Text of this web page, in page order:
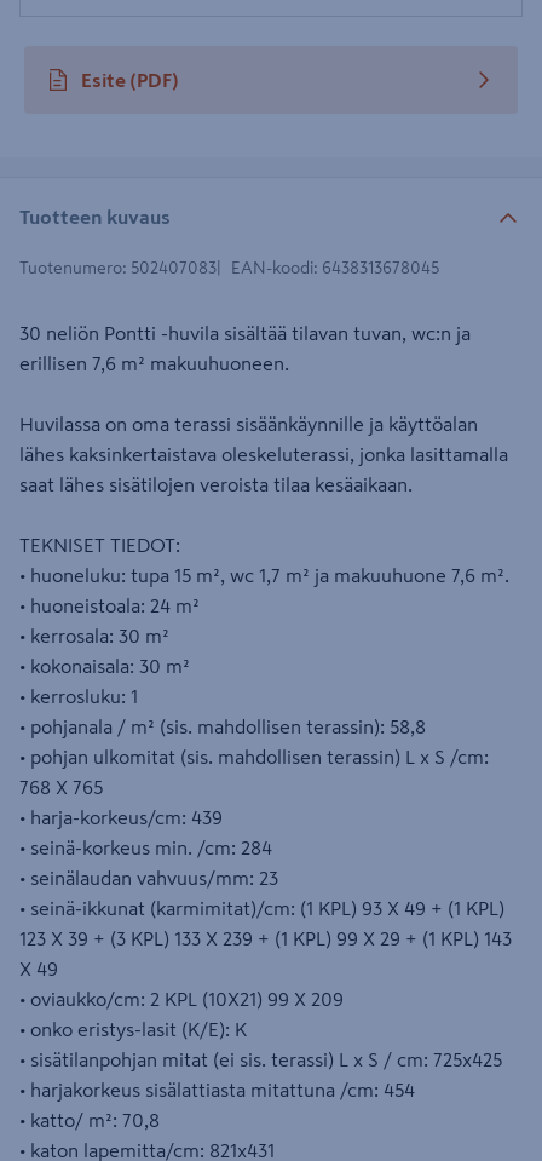
Esite (PDF)
avautuu uuteen välilehteen
Tuotteen kuvaus
Tuotenumero: 502407083 EAN-koodi: 6438313678045
30 neliön Pontti -huvila sisältää tilavan tuvan, wc:n ja
erillisen 7,6 m² makuuhuoneen.
Huvilassa on oma terassi sisäänkäynnille ja käyttöalan
lähes kaksinkertaistava oleskeluterassi, jonka lasittamalla
saat lähes sisätilojen veroista tilaa kesäaikaan.
TEKNISET TIEDOT:
• huoneluku: tupa 15 m², wc 1,7 m² ja makuuhuone 7,6 m².
• huoneistoala: 24 m²
• kerrosala: 30 m²
• kokonaisala: 30 m²
• kerrosluku: 1
• pohjanala / m² (sis. mahdollisen terassin): 58,8
• pohjan ulkomitat (sis. mahdollisen terassin) L x S /cm:
768 X 765
• harja-korkeus/cm: 439
• seinä-korkeus min. /cm: 284
• seinälaudan vahvuus/mm: 23
• seinä-ikkunat (karmimitat)/cm: (1 KPL) 93 X 49 + (1 KPL)
123 X 39 + (3 KPL) 133 X 239 + (1 KPL) 99 X 29 + (1 KPL) 143
X 49
• oviaukko/cm: 2 KPL (10X21) 99 X 209
• onko eristys-lasit (K/E): K
• sisätilanpohjan mitat (ei sis. terassi) L x S / cm: 725x425
• harjakorkeus sisälattiasta mitattuna /cm: 454
• katto/ m²: 70,8
• katon lapemitta/cm: 821x431